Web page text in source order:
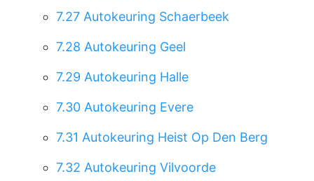
7.27 Autokeuring Schaerbeek
7.28 Autokeuring Geel
7.29 Autokeuring Halle
7.30 Autokeuring Evere
7.31 Autokeuring Heist Op Den Berg
7.32 Autokeuring Vilvoorde